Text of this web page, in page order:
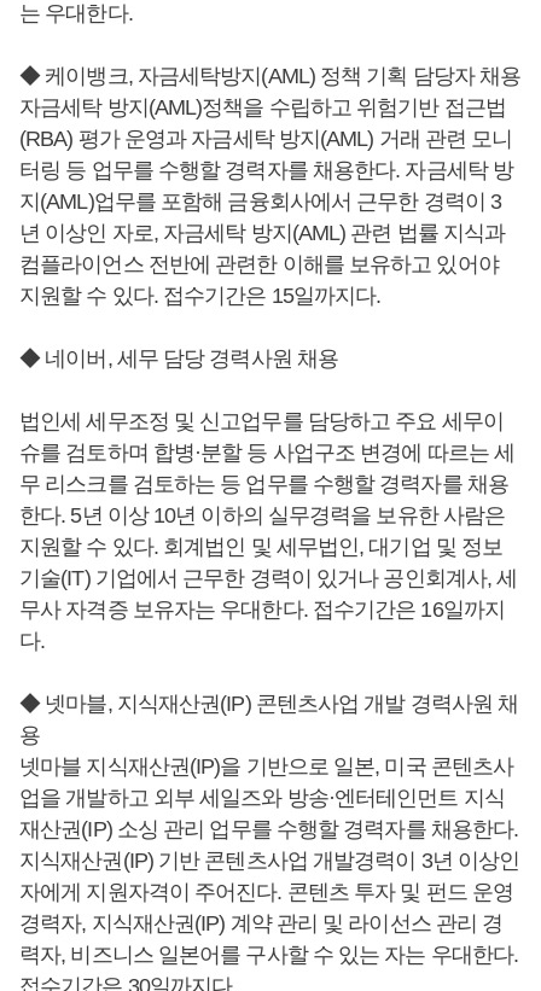
는 우대한다.
◆ 케이뱅크, 자금세탁방지(AML) 정책 기획 담당자 채용
자금세탁 방지(AML)정책을 수립하고 위험기반 접근법
(RBA) 평가 운영과 자금세탁 방지(AML) 거래 관련 모니
터링 등 업무를 수행할 경력자를 채용한다. 자금세탁 방
지(AML)업무를 포함해 금융회사에서 근무한 경력이 3
년 이상인 자로, 자금세탁 방지(AML) 관련 법률 지식과
컴플라이언스 전반에 관련한 이해를 보유하고 있어야
지원할 수 있다. 접수기간은 15일까지다.
◆ 네이버, 세무 담당 경력사원 채용
법인세 세무조정 및 신고업무를 담당하고 주요 세무이
슈를 검토하며 합병·분할 등 사업구조 변경에 따르는 세
무 리스크를 검토하는 등 업무를 수행할 경력자를 채용
한다. 5년 이상 10년 이하의 실무경력을 보유한 사람은
지원할 수 있다. 회계법인 및 세무법인, 대기업 및 정보
기술(IT) 기업에서 근무한 경력이 있거나 공인회계사, 세
무사 자격증 보유자는 우대한다. 접수기간은 16일까지
다.
◆ 넷마블, 지식재산권(IP) 콘텐츠사업 개발 경력사원 채
용
넷마블 지식재산권(IP)을 기반으로 일본, 미국 콘텐츠사
업을 개발하고 외부 세일즈와 방송·엔터테인먼트 지식
재산권(IP) 소싱 관리 업무를 수행할 경력자를 채용한다.
지식재산권(IP) 기반 콘텐츠사업 개발경력이 3년 이상인
자에게 지원자격이 주어진다. 콘텐츠 투자 및 펀드 운영
경력자, 지식재산권(IP) 계약 관리 및 라이선스 관리 경
력자, 비즈니스 일본어를 구사할 수 있는 자는 우대한다.